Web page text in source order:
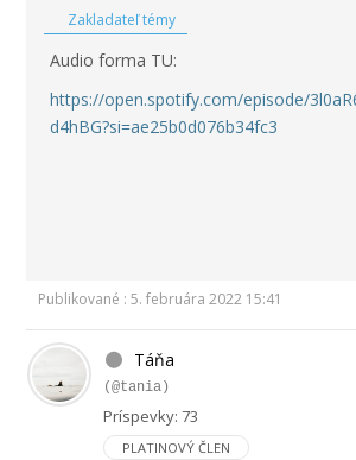
Zakladateľ témy
Audio forma TU:
https://open.spotify.com/episode/
d4hBG?si=ae25b0d076b34fc3
Publikované : 5. februára 2022 15:41
Táňa
(@tania)
Príspevky: 73
PLATINOVÝ ČLEN